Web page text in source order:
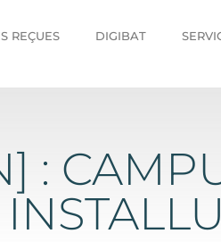
REÇUES DIGIBAT
: